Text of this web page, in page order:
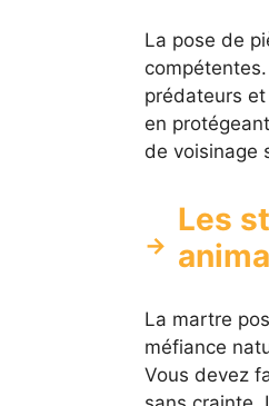
La pose de
prédateurs
en
de voisinage
Les
La martre
méfiance
Vous devez